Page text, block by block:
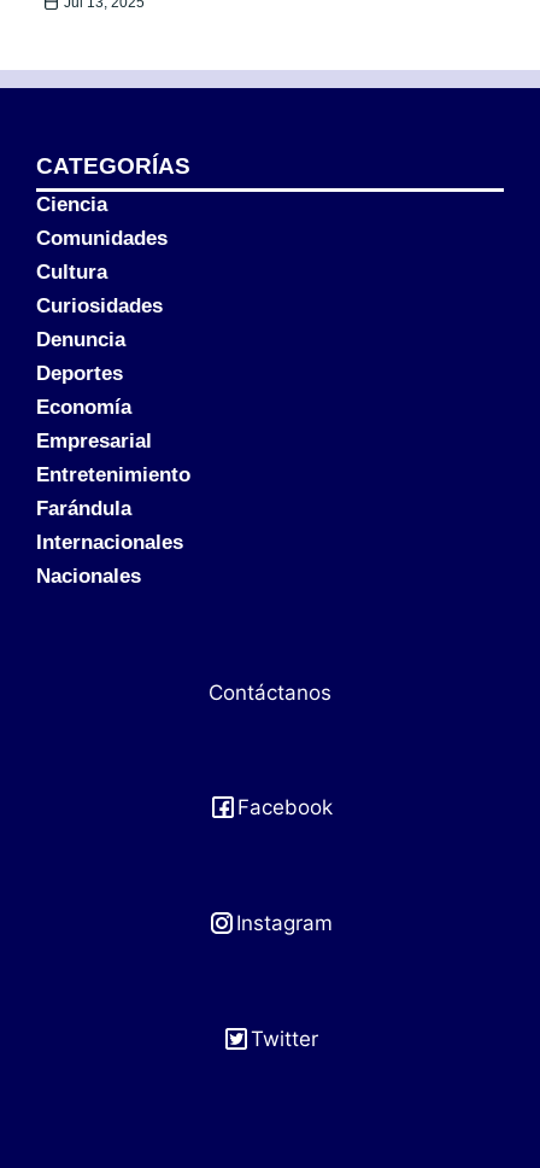
CATEGORÍAS
Ciencia
Comunidades
Cultura
Curiosidades
Denuncia
Deportes
Economía
Empresarial
Entretenimiento
Farándula
Internacionales
Nacionales
Contáctanos
Facebook
Instagram
Twitter